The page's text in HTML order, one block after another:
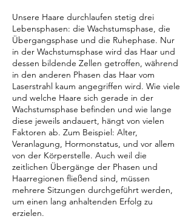
Unsere Haare durchlaufen stetig drei
Lebensphasen: die Wachstumsphase, die
Übergangsphase und die Ruhephase. Nur
in der Wachstumsphase wird das Haar und
dessen bildende Zellen getroffen, während
in den anderen Phasen das Haar vom
Laserstrahl kaum angegriffen wird. Wie viele
und welche Haare sich gerade in der
Wachstumsphase befinden und wie lange
diese jeweils andauert, hängt von vielen
Faktoren ab. Zum Beispiel: Alter,
Veranlagung, Hormonstatus, und vor allem
von der Körperstelle. Auch weil die
zeitlichen Übergänge der Phasen und
Haarregionen fließend sind, müssen
mehrere Sitzungen durchgeführt werden,
um einen lang anhaltenden Erfolg zu
erzielen.